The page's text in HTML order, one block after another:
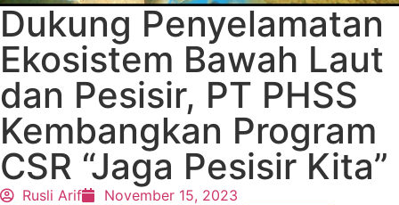
Dukung Penyelamatan
Ekosistem Bawah Laut
dan Pesisir, PT PHSS
Kembangkan Program
CSR “Jaga Pesisir Kita”
Rusli Arif November 15, 2023